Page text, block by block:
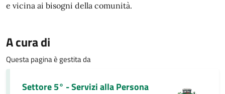
e vicina ai bisogni della comunità.
A cura di
Questa pagina è gestita da
Settore 5° - Servizi alla Persona